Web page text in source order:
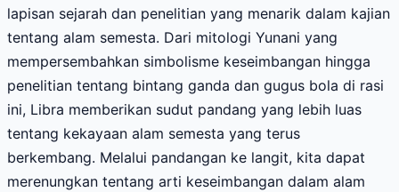
lapisan sejarah dan penelitian yang menarik dalam kajian
tentang alam semesta. Dari mitologi Yunani yang
mempersembahkan simbolisme keseimbangan hingga
penelitian tentang bintang ganda dan gugus bola di rasi
ini, Libra memberikan sudut pandang yang lebih luas
tentang kekayaan alam semesta yang terus
berkembang. Melalui pandangan ke langit, kita dapat
merenungkan tentang arti keseimbangan dalam alam